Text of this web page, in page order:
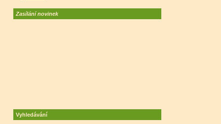
Zasílání novinek
Vyhledávání